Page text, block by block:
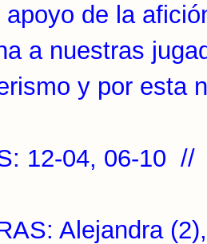
apoyo de la
a nuestras
y por esta
12-04, 06-10 //
Alejandra